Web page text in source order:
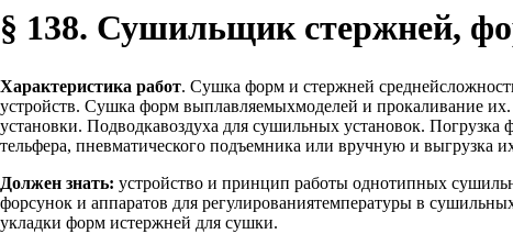
§ 138. Сушильщик стержней,
Характеристика работ. Сушка форм и стержней
устройств. Сушка форм выплавляемыхмоделей и прокаливание
установки. Подводкавоздуха для сушильных установок.
тельфера, пневматического подъемника или вручную и выгрузка
Должен знать: устройство и принцип работы однотипных
форсунок и аппаратов для регулированиятемпературы в
укладки форм истержней для сушки.